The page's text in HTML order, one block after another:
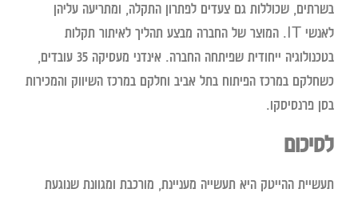
בשרתים, שכוללות גם צעדים לפתרון התקלה, ומתריעה עליהן
לאנשי IT. המוצר של החברה מבצע תהליך לאיתור תקלות
בטכנולוגיה ייחודית שפיתחה החברה. אינדני מעסיקה 35 עובדים,
כשחלקם במרכז הפיתוח בתל אביב וחלקם במרכז השיווק והמכירות
בסן פרנסיסקו.
לסיכום
תעשיית ההייטק היא תעשייה מעניינת, מורכבת ומגוונת שנוגעת